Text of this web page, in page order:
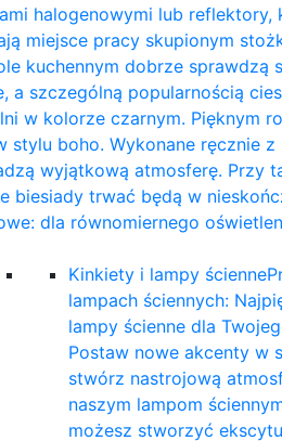
halogenowymi lub reflektory,
miejsce pracy skupionym
kuchennym dobrze sprawdzą
a szczególną popularnością
w kolorze czarnym. Pięknym
stylu boho. Wykonane ręcznie z
wyjątkową atmosferę. Przy
biesiady trwać będą w
dla równomiernego
Kinkiety i lampy ścienne
lampach ściennych:
lampy ścienne dla
Postaw nowe akcenty w
stwórz nastrojową
naszym lampom
możesz stworzyć